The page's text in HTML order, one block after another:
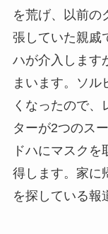
を荒げ、以前の
張していた親戚
ハが介入します
まいます。ソル
くなったので、
ターが2つのス
ドハにマスク
得します。家に
を探している報